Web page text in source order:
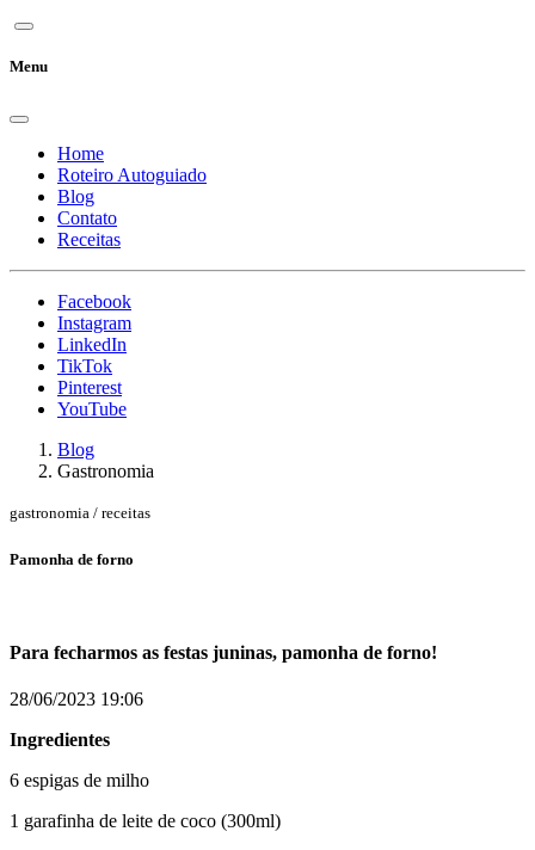
Menu
Home
Roteiro Autoguiado
Blog
Contato
Receitas
Facebook
Instagram
LinkedIn
TikTok
Pinterest
YouTube
Blog
Gastronomia
gastronomia / receitas
Pamonha de forno
Para fecharmos as festas juninas, pamonha de forno!
28/06/2023 19:06
Ingredientes
6 espigas de milho
1 garafinha de leite de coco (300ml)